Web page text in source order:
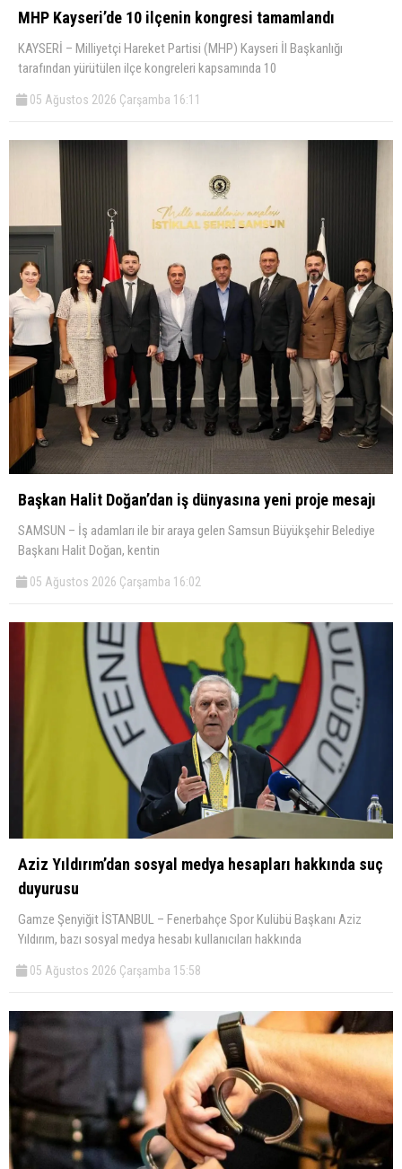
MHP Kayseri’de 10 ilçenin kongresi tamamlandı
KAYSERİ – Milliyetçi Hareket Partisi (MHP) Kayseri İl Başkanlığı
tarafından yürütülen ilçe kongreleri kapsamında 10
05 Ağustos 2026 Çarşamba 16:11
Başkan Halit Doğan’dan iş dünyasına yeni proje mesajı
SAMSUN – İş adamları ile bir araya gelen Samsun Büyükşehir Belediye
Başkanı Halit Doğan, kentin
05 Ağustos 2026 Çarşamba 16:02
Aziz Yıldırım’dan sosyal medya hesapları hakkında suç
duyurusu
Gamze Şenyiğit İSTANBUL – Fenerbahçe Spor Kulübü Başkanı Aziz
Yıldırım, bazı sosyal medya hesabı kullanıcıları hakkında
05 Ağustos 2026 Çarşamba 15:58